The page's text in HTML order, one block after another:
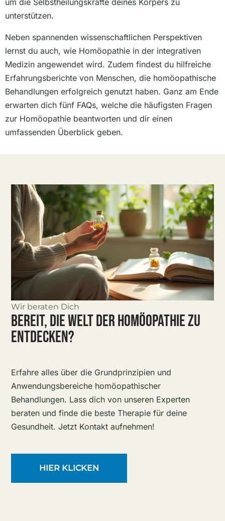
unterstützen.
Neben spannenden wissenschaftlichen Perspektiven
lernst du auch, wie Homöopathie in der integrativen
Medizin angewendet wird. Zudem findest du hilfreiche
Erfahrungsberichte von Menschen, die homöopathische
Behandlungen erfolgreich genutzt haben. Ganz am Ende
erwarten dich fünf FAQs, welche die häufigsten Fragen
zur Homöopathie beantworten und dir einen
umfassenden Überblick geben.
Wir beraten Dich
BEREIT, DIE WELT DER HOMÖOPATHIE ZU
ENTDECKEN?
Erfahre alles über die Grundprinzipien und
Anwendungsbereiche homöopathischer
Behandlungen. Lass dich von unseren Experten
beraten und finde die beste Therapie für deine
Gesundheit. Jetzt Kontakt aufnehmen!
HIER KLICKEN